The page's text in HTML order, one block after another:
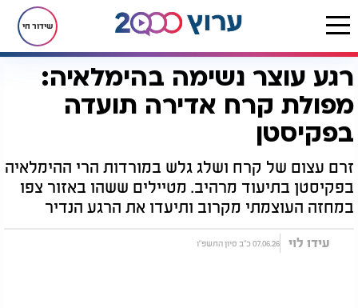
שידור חי
דף הבית חדשות חדשות בעולם רגע עוצר נשימה בהימלאיה: מפולת קרח אדירה תועדה בפקיסטן
רגע עוצר נשימה בהימלאיה:
מפולת קרח אדירה תועדה
בפקיסטן
זרם עצום של קרח ושלג גלש במורדות הרי ההימלאיה
בפקיסטן בתיעוד מרהיב. מטיילים ששהו באזור צפו
במחזה העוצמתי מקרוב ותיעדו את הרגע הנדיר
עידו לוי 07.06.26 כ"ב סיון התשפ"ו